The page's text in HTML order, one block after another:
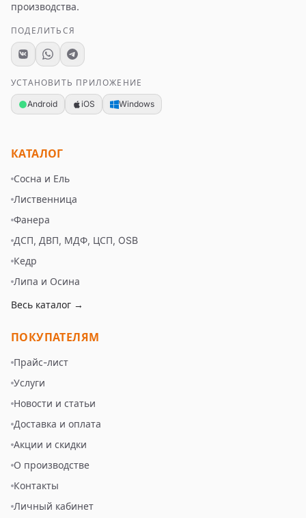
производства.
ПОДЕЛИТЬСЯ
УСТАНОВИТЬ ПРИЛОЖЕНИЕ
Android iOS Windows
КАТАЛОГ
Сосна и Ель
Лиственница
Фанера
ДСП, ДВП, МДФ, ЦСП, OSB
Кедр
Липа и Осина
Весь каталог →
ПОКУПАТЕЛЯМ
Прайс-лист
Услуги
Новости и статьи
Доставка и оплата
Акции и скидки
О производстве
Контакты
Личный кабинет